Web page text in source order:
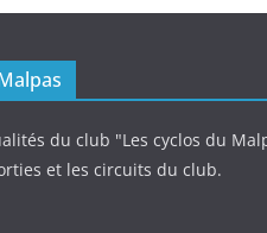
du club "Les cyclos du
et les circuits du club.